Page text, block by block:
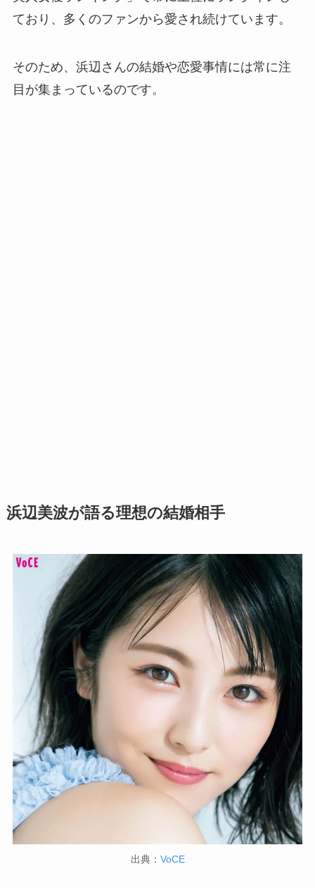
ており、多くのファンから愛され続けています。
そのため、浜辺さんの結婚や恋愛事情には常に注
目が集まっているのです。
浜辺美波が語る理想の結婚相手
出典： VoCE